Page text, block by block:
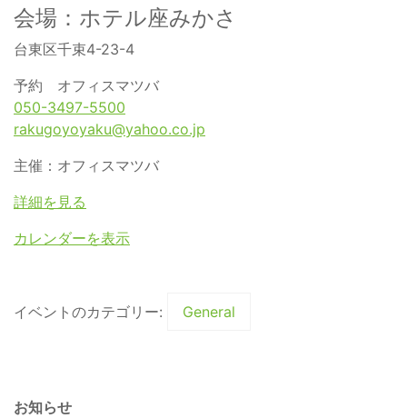
会場：ホテル座みかさ
台東区千束4-23-4
予約 オフィスマツバ
050-3497-5500
rakugoyoyaku@yahoo.co.jp
主催：オフィスマツバ
詳細を見る
カレンダーを表示
イベントのカテゴリー: General
お知らせ